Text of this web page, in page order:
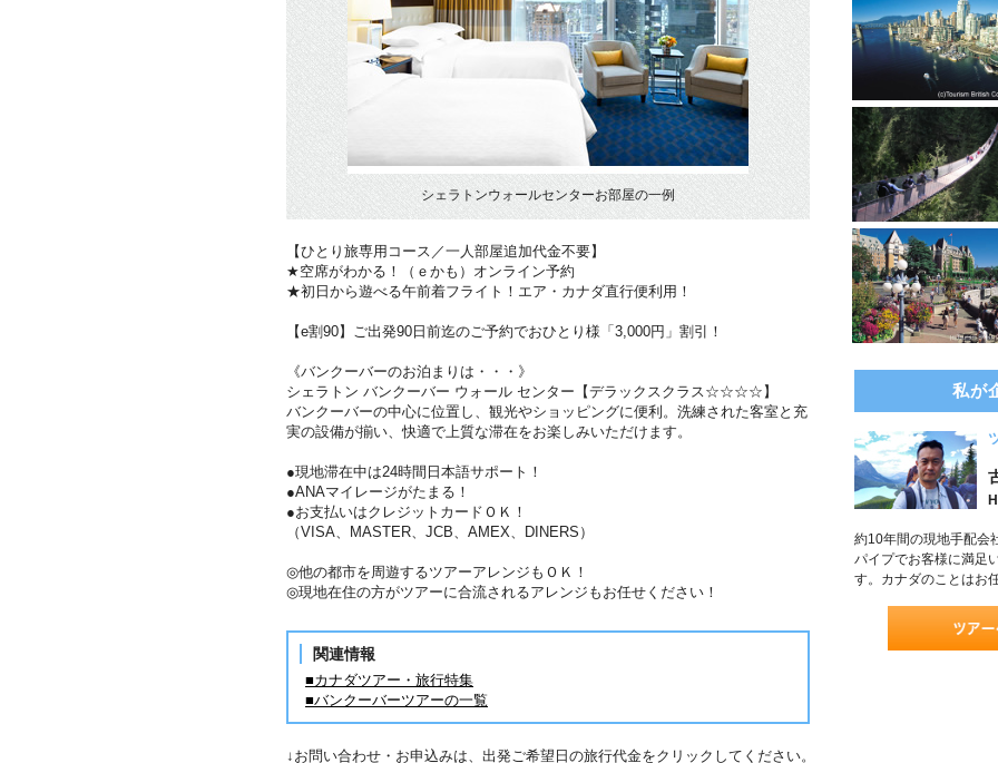
シェラトンウォールセンターお部屋の一例
【ひとり旅専用コース／一人部屋追加代金不要】
★空席がわかる！（ｅかも）オンライン予約
★初日から遊べる午前着フライト！エア・カナダ直行便利用！
【e割90】ご出発90日前迄のご予約でおひとり様「3,000円」割引！
《バンクーバーのお泊まりは・・・》
シェラトン バンクーバー ウォール センター【デラックスクラス☆☆☆☆】
バンクーバーの中心に位置し、観光やショッピングに便利。洗練された客室と充
実の設備が揃い、快適で上質な滞在をお楽しみいただけます。
●現地滞在中は24時間日本語サポート！
●ANAマイレージがたまる！
●お支払いはクレジットカードＯＫ！
（VISA、MASTER、JCB、AMEX、DINERS）
◎他の都市を周遊するツアーアレンジもＯＫ！
◎現地在住の方がツアーに合流されるアレンジもお任せください！
関連情報
■カナダツアー・旅行特集
■バンクーバーツアーの一覧
私が
約10年間の現地手配会
パイプでお客様に満足
す。カナダのことはお
↓お問い合わせ・お申込みは、出発ご希望日の旅行代金をクリックしてください。